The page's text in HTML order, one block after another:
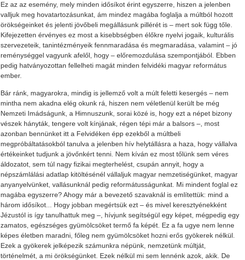
Ez az az esemény, mely minden idősíkot érint egyszerre, hiszen a jelenben
valljuk meg hovatartozásunkat, ám mindez magába foglalja a múltból hozott
örökségeinket és jelenti jövőbeli megállásunk pillérét is – mert sok függ tőle.
Kifejezetten érvényes ez most a kisebbségben élőkre nyelvi jogaik, kulturális
szervezeteik, tanintézményeik fennmaradása és megmaradása, valamint – jó
reménységgel vagyunk afelől, hogy – előremozdulása szempontjából. Ebben
pedig hatványozottan fellelheti magát minden felvidéki magyar református
ember.
Bár ránk, magyarokra, mindig is jellemző volt a múlt feletti kesergés – nem
mintha nem akadna elég okunk rá, hiszen nem véletlenül került be még
Nemzeti Imádságunk, a Himnuszunk, sorai közé is, hogy ezt a népet bizony
vészek hányták, tengere volt kínjának, régen tépi már a balsors –, most
azonban bennünket itt a Felvidéken épp ezekből a múltbeli
megpróbáltatásokból tanulva a jelenben hív helytállásra a haza, hogy vállalva
értékeinket tudjunk a jövőnkért tenni. Nem kíván ez most tőlünk sem véres
áldozatot, sem túl nagy fizikai megterhelést, csupán annyit, hogy a
népszámlálási adatlap kitöltésénél vállaljuk magyar nemzetiségünket, magyar
anyanyelvünket, vallásunknál pedig reformátusságunkat. Mi mindent foglal ez
magába egyszerre? Ahogy már a bevezető szavaknál is említettük: mind a
három idősíkot... Hogy jobban megértsük ezt – és mivel keresztyénekként
Jézustól is így tanulhattuk meg –, hívjunk segítségül egy képet, mégpedig egy
zamatos, egészséges gyümölcsöket termő fa képét. Ez a fa ugye nem lenne
képes életben maradni, főleg nem gyümölcsöket hozni erős gyökerek nélkül.
Ezek a gyökerek jelképezik számunkra népünk, nemzetünk múltját,
történelmét, a mi örökségünket. Ezek nélkül mi sem lennénk azok, akik. De